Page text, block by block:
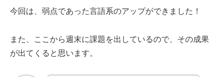
今回は、弱点であった言語系のアップができました！
また、ここから週末に課題を出しているので、その成果
が出てくると思います。